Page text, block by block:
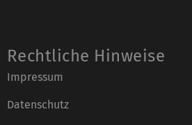
Rechtliche Hinweise
Impressum
Datenschutz